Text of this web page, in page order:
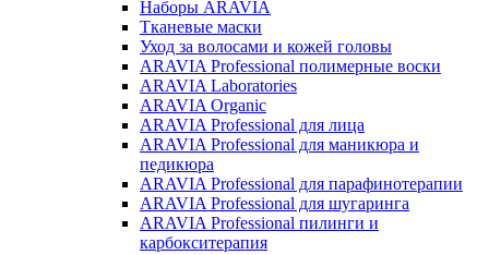
Наборы ARAVIA
Тканевые маски
Уход за волосами и кожей головы
ARAVIA Professional полимерные воски
ARAVIA Laboratories
ARAVIA Organic
ARAVIA Professional для лица
ARAVIA Professional для маникюра и
педикюра
ARAVIA Professional для парафинотерапии
ARAVIA Professional для шугаринга
ARAVIA Professional пилинги и
карбокситерапия